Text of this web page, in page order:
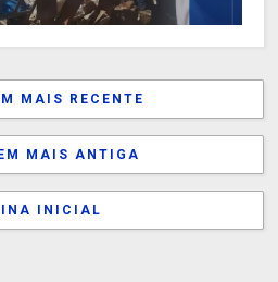
MAIS RECENTE
MAIS ANTIGA
INICIAL